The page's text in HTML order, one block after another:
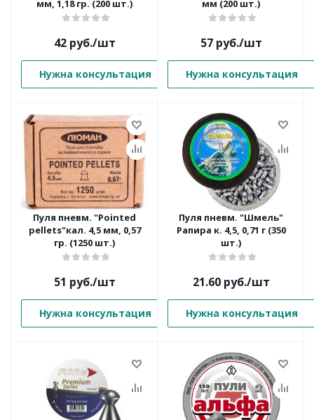
мм, 1,18 гр. (200 шт.)
42руб./шт
Нужна консультация
мм (200 шт.)
57руб./шт
Нужна консультация
Пуля пневм. "Pointed
pellets"кал. 4,5 мм, 0,57
гр. (1250 шт.)
51 руб./шт
Нужна консультация
Пуля пневм. "Шмель"
Рапира к. 4,5, 0,71 г (350
шт.)
21.60руб./шт
Нужна консультация